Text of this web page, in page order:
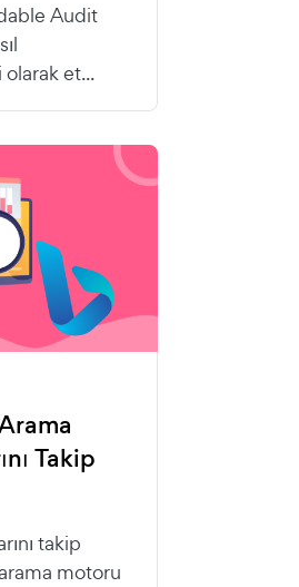
Audit
olarak et...
Takip
takip
motoru